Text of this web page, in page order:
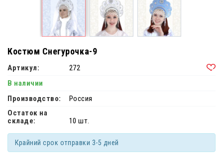
Костюм Снегурочка-9
Артикул:
272
В наличии
Производство:
Россия
Остаток на
складе:
10 шт.
Крайний срок отправки 3-5 дней